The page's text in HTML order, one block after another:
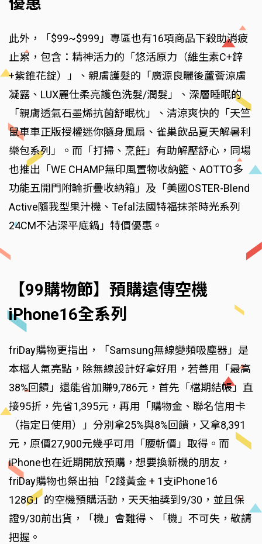
此外，「$99~$999」專區也有16項商品下殺助消疲
止累，包含：精神活力的「悠活原力（維生素C+鋅
+紫錐花錠）」、親膚護髮的「廣源良曬後蘆薈涼膚
凝露、LUX麗仕柔亮護色洗髮/潤髮」、深層睡眠的
「親膚透氣石墨烯抗菌舒眠枕」、清涼爽快的「天竺
鼠車車正版授權迷你隨身風扇、雀巢飲品夏天解暑利
樂包系列」。而「打掃、烹飪」有助解壓舒心，同場
也推出「WE CHAMP無印風置物收納籃、AOTTO多
功能五開門附輪折疊收納箱」及「美國OSTER-Blend
Active隨我型果汁機、Tefal法國特福抹茶時光系列
24CM不沾深平底鍋」特價優惠。
【99購物節】預購遠傳空機
iPhone16全系列
friDay購物更指出，「Samsung無線變頻吸塵器」是
本檔人氣亮點，除無線設計好拿好用，若善用「最高
38%回饋」還能省加賺9,786元，首先「檔期結帳」直
接95折，先省1,395元，再用「購物金、聯名信用卡
（指定日使用）」分別拿25%與8%回饋，又拿8,391
元，原價27,900元幾乎可用「腰斬價」取得。而
iPhone也在近期開放預購，想要換新機的朋友，
friDay購物也祭出抽「2錢黃金 + 1支iPhone16
128G」的空機預購活動，天天抽獎到9/30，並且保
證9/30前出貨，「機」會難得、「機」不可失，敬請
把握。